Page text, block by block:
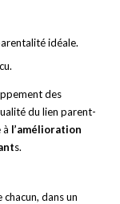
idéale.
des
du lien parent-
à l’amélioration
s.
dans un